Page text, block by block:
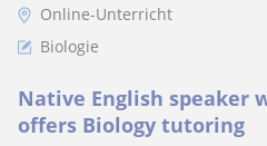
Online-Unterricht
Biologie
Native English speaker
offers Biology tutoring